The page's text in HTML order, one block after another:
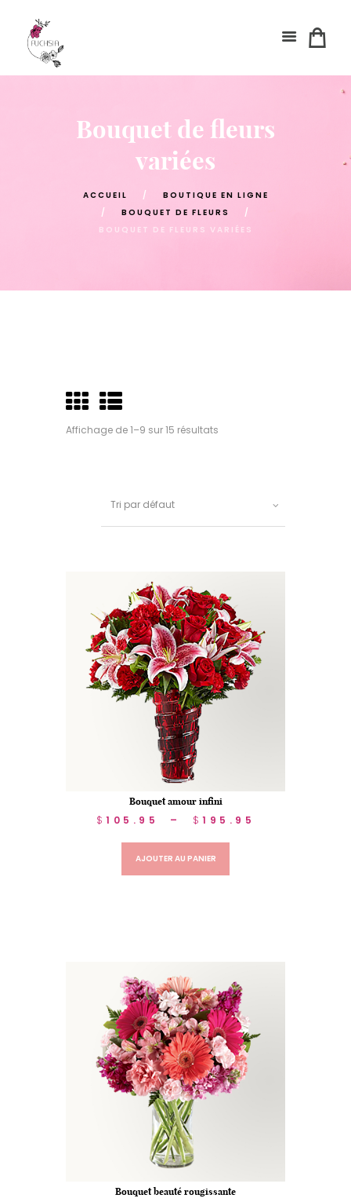
Bouquet de fleurs
variées
ACCUEIL
BOUTIQUE EN LIGNE
BOUQUET DE FLEURS
BOUQUET DE FLEURS VARIÉES
Affichage de 1–9 sur 15 résultats
Bouquet amour infini
$105.95 – $195.95
AJOUTER AU PANIER
Bouquet beauté rougissante